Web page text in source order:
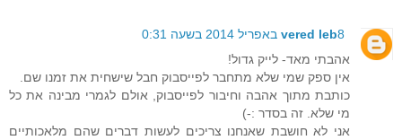
vered leb8 באפריל 2014 בשעה 0:31
אהבתי מאד- לייק גדול!
אין ספק שמי שלא מתחבר לפייסבוק חבל שישחית את זמנו שם.
כותבת מתוך אהבה וחיבור לפייסבוק, אולם לגמרי מבינה את כל
מי שלא. זה בסדר :-)
אני לא חושבת שאנחנו צריכים לעשות דברים שהם מלאכותיים